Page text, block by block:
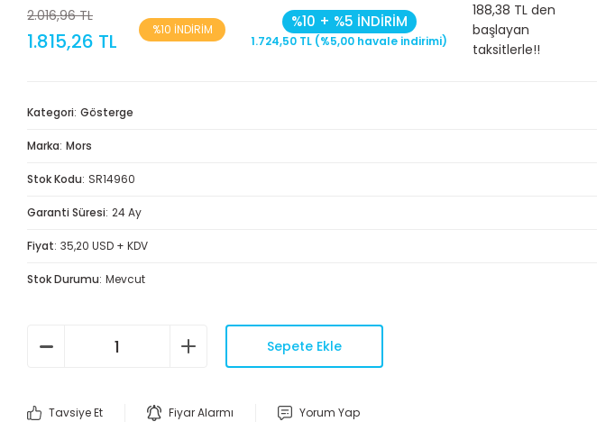
2.016,96 TL
1.815,26 TL %10 İNDİRİM %10 + %5 İNDİRİM
1.724,50 TL (%5,00 havale indirimi)
188,38 TL den
başlayan
taksitlerle!!
Kategori Gösterge
Marka Mors
Stok Kodu SR14960
Garanti Süresi 24 Ay
Fiyat 35,20 USD + KDV
Stok Durumu Mevcut
Sepete Ekle
Tavsiye Et Fiyar Alarmı Yorum Yap